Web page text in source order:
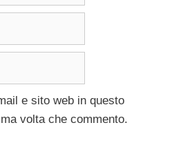
e sito web in questo
volta che commento.